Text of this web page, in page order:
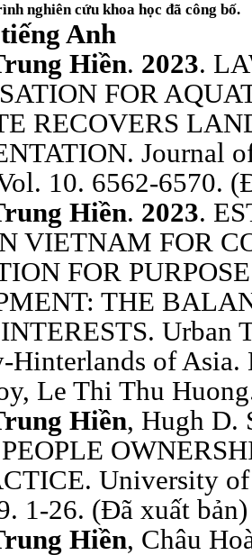
nghiên cứu khoa học đã công bố.
Anh
Hiền. 2023.
FOR
RECOVERS
Journal
10. 6562-6570.
Hiền. 2023.
VIETNAM FOR
FOR
THE
Urban
of Asia.
Le Thi Thu
Hiền, Hugh D.
University
1-26. (Đã xuất bản)
Hiền, Châu